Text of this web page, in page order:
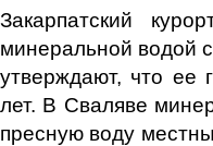
Закарпатский
минеральной водой
утверждают, что ее
лет. В Сваляве
пресную воду